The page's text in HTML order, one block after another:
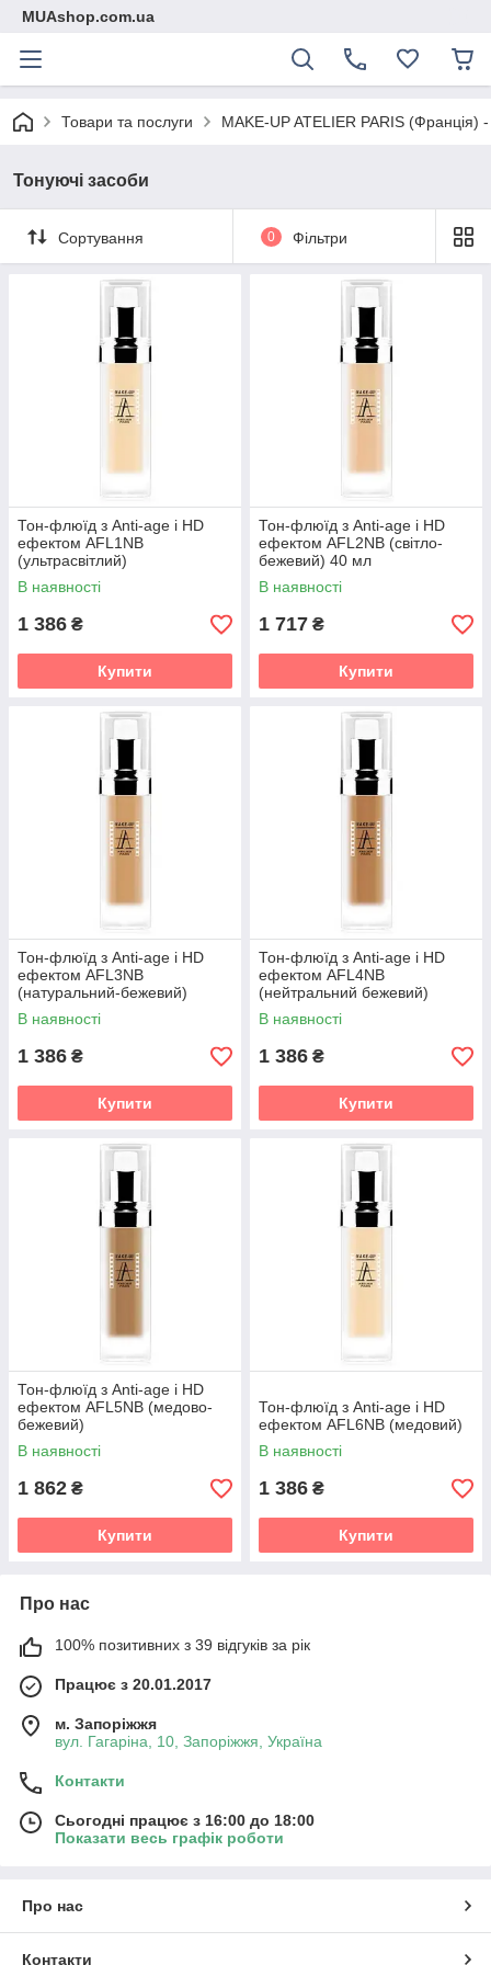
MUAshop.com.ua
Товари та послуги MAKE-UP ATELIER PARIS (Франція)
Тонуючі засоби
Сортування 0 Фільтри
Тон-флюїд з Anti-age і HD
ефектом AFL1NB
(ультрасвітлий)
В наявності
1 386 ₴
Купити
Тон-флюїд з Anti-age і HD
ефектом AFL2NB (світло-
бежевий) 40 мл
В наявності
1 717 ₴
Купити
Тон-флюїд з Anti-age і HD
ефектом AFL3NB
(натуральний-бежевий)
В наявності
1 386 ₴
Купити
Тон-флюїд з Anti-age і HD
ефектом AFL4NB
(нейтральний бежевий)
В наявності
1 386 ₴
Купити
Тон-флюїд з Anti-age і HD
ефектом AFL5NB (медово-
бежевий)
В наявності
1 862 ₴
Купити
Тон-флюїд з Anti-age і HD
ефектом AFL6NB (медовий)
В наявності
1 386 ₴
Купити
Про нас
100% позитивних з 39 відгуків за рік
Працює з 20.01.2017
м. Запоріжжя
вул. Гагаріна, 10, Запоріжжя, Україна
Контакти
Сьогодні працює з 16:00 до 18:00
Показати весь графік роботи
Про нас
Контакти